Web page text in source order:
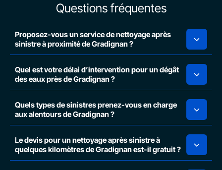
Questions fréquentes
Proposez-vous un service de nettoyage après
sinistre à proximité de Gradignan ?
Quel est votre délai d’intervention pour un dégât
des eaux près de Gradignan ?
Quels types de sinistres prenez-vous en charge
aux alentours de Gradignan ?
Le devis pour un nettoyage après sinistre à
quelques kilomètres de Gradignan est-il gratuit ?